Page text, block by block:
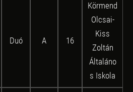
Duó A 16
Körmend
Olcsai-
Kiss
Zoltán
Általáno
s Iskola